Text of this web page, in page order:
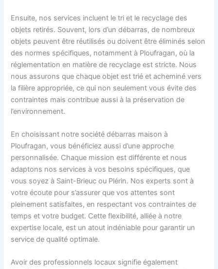
Ensuite, nos services incluent le tri et le recyclage des
objets retirés. Souvent, lors d’un débarras, de nombreux
objets peuvent être réutilisés ou doivent être éliminés selon
des normes spécifiques, notamment à Ploufragan, où la
réglementation en matière de recyclage est stricte. Nous
nous assurons que chaque objet est trié et acheminé vers
la filière appropriée, ce qui non seulement vous évite des
contraintes mais contribue aussi à la préservation de
l’environnement.
En choisissant notre société débarras maison à
Ploufragan, vous bénéficiez aussi d’une approche
personnalisée. Chaque mission est différente et nous
adaptons nos services à vos besoins spécifiques, que
vous soyez à Saint-Brieuc ou Plérin. Nos experts sont à
votre écoute pour s’assurer que vos attentes sont
pleinement satisfaites, en respectant vos contraintes de
temps et votre budget. Cette flexibilité, alliée à notre
expertise locale, est un atout indéniable pour garantir un
service de qualité optimale.
Avoir des professionnels locaux signifie également